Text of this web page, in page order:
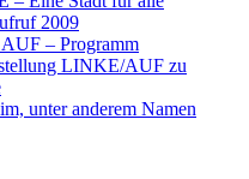
2009
AUF – Programm
LINKE/AUF zu
unter anderem Namen